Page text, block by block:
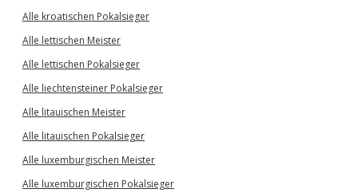
Alle kroatischen Pokalsieger
Alle lettischen Meister
Alle lettischen Pokalsieger
Alle liechtensteiner Pokalsieger
Alle litauischen Meister
Alle litauischen Pokalsieger
Alle luxemburgischen Meister
Alle luxemburgischen Pokalsieger